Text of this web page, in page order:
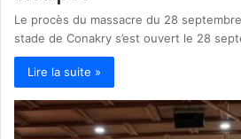
Le procès du massacre du 28
stade de Conakry s’est ouvert le 28
Lire la suite »